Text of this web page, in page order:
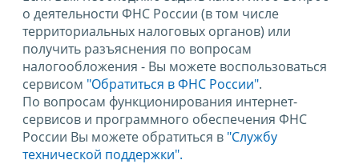
о деятельности ФНС России (в том числе
территориальных налоговых органов) или
получить разъяснения по вопросам
налогообложения - Вы можете воспользоваться
сервисом "Обратиться в ФНС России".
По вопросам функционирования интернет-
сервисов и программного обеспечения ФНС
России Вы можете обратиться в "Службу
технической поддержки".